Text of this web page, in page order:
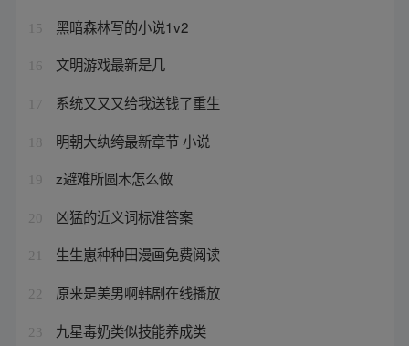
15 黑暗森林写的小说1v2
16 文明游戏最新是几
17 系统又又又给我送钱了重生
18 明朝大纨绔最新章节 小说
19 z避难所圆木怎么做
20 凶猛的近义词标准答案
21 生生崽种种田漫画免费阅读
22 原来是美男啊韩剧在线播放
23 九星毒奶类似技能养成类